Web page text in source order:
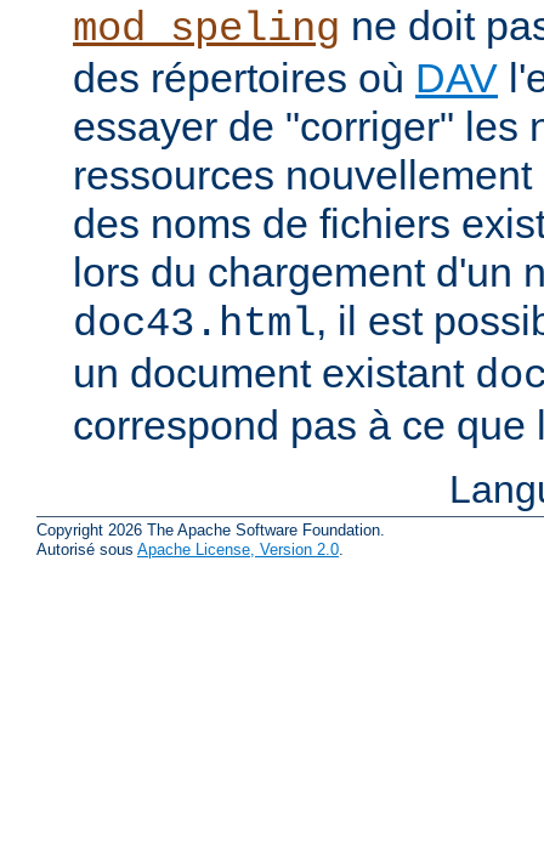
mod_speling ne doit
des répertoires où DAV
essayer de "corriger" les
ressources
des noms de fichiers
lors du chargement d'un
doc43.html, il est
un document existant
correspond pas à ce que
Copyright 2026 The Apache Software Foundation.
Autorisé sous Apache License, Version 2.0.